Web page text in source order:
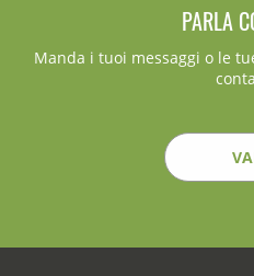
PARLA
Manda i tuoi messaggi o le